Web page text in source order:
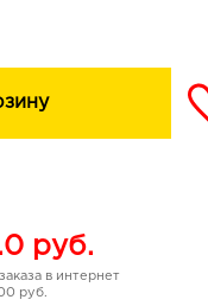
руб.
в интернет
руб.